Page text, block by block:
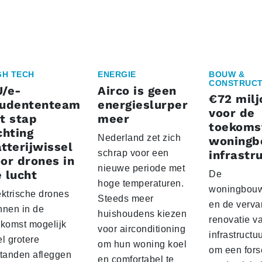
TECH
e-
stap
drones in
lucht
drones
in de
mogelijk
grotere
afleggen
ENERGIE
Airco is geen
energieslurper
meer
Nederland zet zich
schrap voor een
nieuwe periode met
hoge temperaturen.
Steeds meer
huishoudens kiezen
voor airconditioning
om hun woning koel
en comfortabel te
BOUW &
€72
voor de
De
en de
renovatie
om een